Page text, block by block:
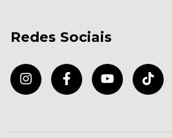
Redes Sociais